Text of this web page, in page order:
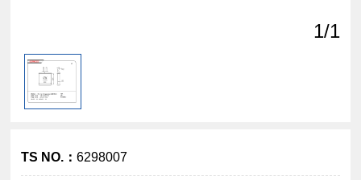
view
1/1
TS NO.：6298007